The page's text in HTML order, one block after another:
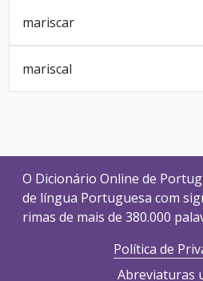
mariscar
mariscal
O Dicionário Online de
de língua Portuguesa com
rimas de mais de 380.000
Política de
Abreviaturas